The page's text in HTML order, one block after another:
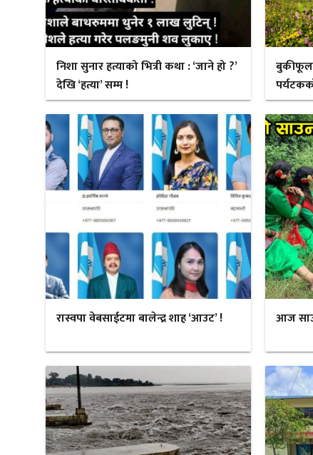
निशा सुनार हत्याको भित्री कथा : ‘जाने हो ?’
देखि ‘हत्या’ सम्म !
रास्वपा वेबसाईटमा बालेन्द्र शाह ‘आउट’ ! आज